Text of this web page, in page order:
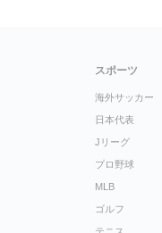
スポーツ
海外サッカー
日本代表
Jリーグ
プロ野球
MLB
ゴルフ